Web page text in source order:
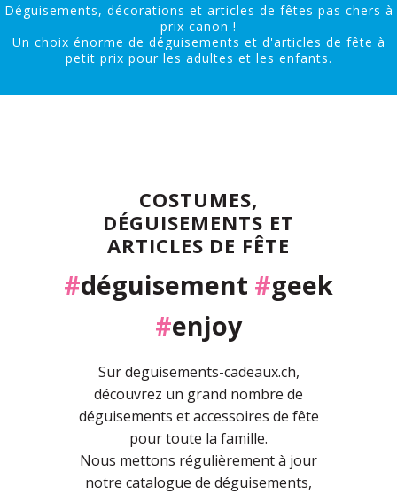
Déguisements, décorations et articles de fêtes pas chers à
prix canon !
Un choix énorme de déguisements et d'articles de fête à
petit prix pour les adultes et les enfants.
COSTUMES,
DÉGUISEMENTS ET
ARTICLES DE FÊTE
#déguisement #geek
#enjoy
Sur deguisements-cadeaux.ch,
découvrez un grand nombre de
déguisements et accessoires de fête
pour toute la famille.
Nous mettons régulièrement à jour
notre catalogue de déguisements,